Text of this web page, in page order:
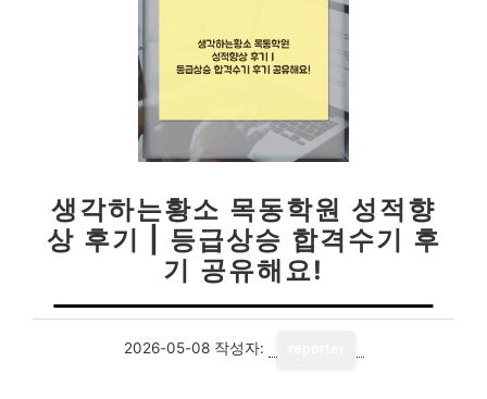
생각하는황소 목동학원 성적향
상 후기 | 등급상승 합격수기 후
기 공유해요!
2026-05-08 작성자: